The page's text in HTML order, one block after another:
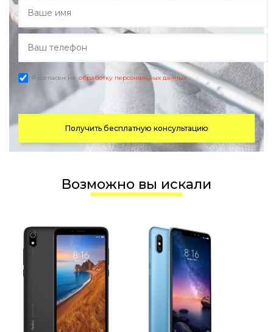
Я согласен на обработку персональных данных
Получить бесплатную консультацию
Возможно вы искали